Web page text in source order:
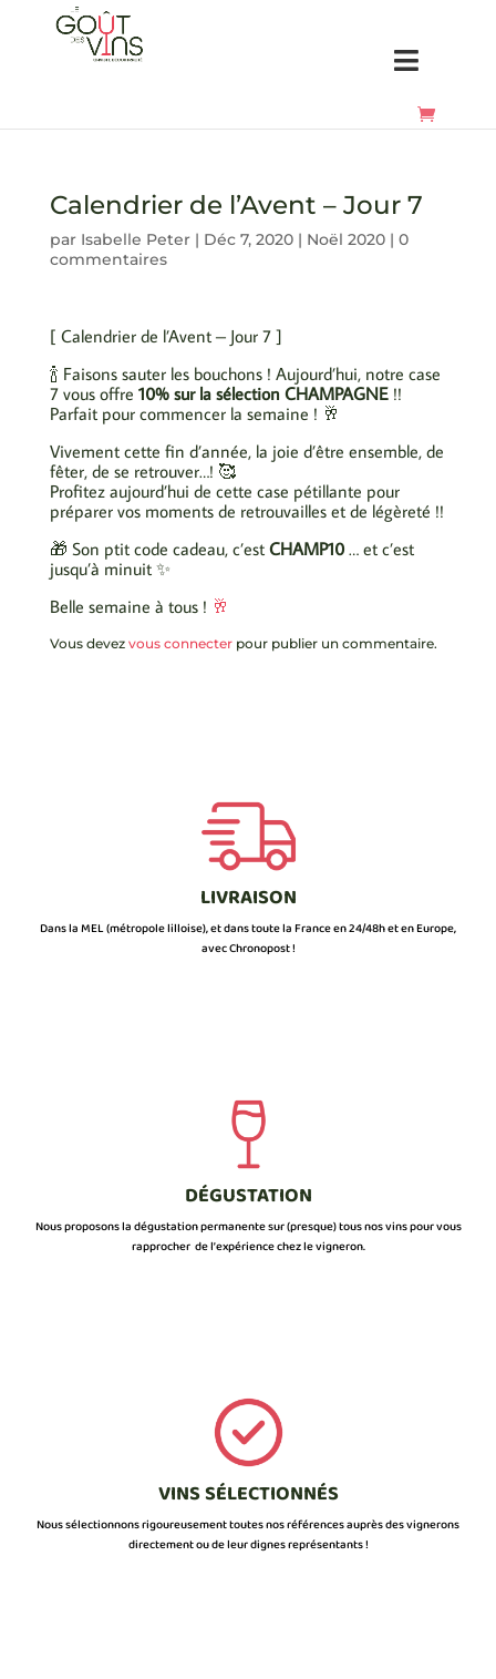
Calendrier de l’Avent – Jour 7
par Isabelle Peter| Déc 7, 2020| Noël 2020| 0
commentaires
[ Calendrier de l’Avent – Jour 7 ]
🍾 Faisons sauter les bouchons ! Aujourd’hui, notre case
7 vous offre 10% sur la sélection CHAMPAGNE!!
Parfait pour commencer la semaine ! 🥂
Vivement cette fin d’année, la joie d’être ensemble, de
fêter, de se retrouver…! 🥰
Profitez aujourd’hui de cette case pétillante pour
préparer vos moments de retrouvailles et de légèreté !!
🎁 Son ptit code cadeau, c’est CHAMP10… et c’est
jusqu’à minuit ✨
Belle semaine à tous ! 🥂
Vous devez vous connecterpour publier un commentaire.
LIVRAISON
Dans la MEL (métropole lilloise), et dans toute la France en 24/48h et en Europe,
avec Chronopost !
DÉGUSTATION
Nous proposons la dégustation permanente sur (presque) tous nos vins pour vous
rapprocher de l’expérience chez le vigneron.
VINS SÉLECTIONNÉS
Nous sélectionnons rigoureusement toutes nos références auprès des vignerons
directement ou de leur dignes représentants !